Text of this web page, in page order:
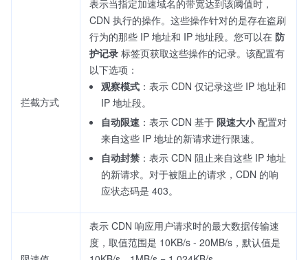
拦截方式
表示当指定加速域名的带宽达到该阈值时，
CDN 执行的操作。这些操作针对的是存在盗刷
行为的那些 IP 地址和 IP 地址段。您可以在 防
护记录 标签页获取这些操作的记录。该配置有
以下选项：
观察模式：表示 CDN 仅记录这些 IP 地址和
IP 地址段。
自动限速：表示 CDN 基于 限速大小配置对
来自这些 IP 地址的新请求进行限速。
自动封禁：表示 CDN 阻止来自这些 IP 地址
的新请求。对于被阻止的请求，CDN 的响
应状态码是 403。
表示 CDN 响应用户请求时的最大数据传输速
度，取值范围是 10KB/s - 20MB/s，默认值是